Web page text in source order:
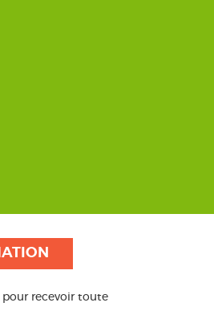
recevoir toute